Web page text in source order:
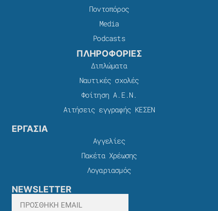
Ποντοπόρος
Media
Podcasts
ΠΛΗΡΟΦΟΡΙΕΣ
Διπλώματα
Ναυτικές σχολές
Φοίτηση Α.Ε.Ν.
Αιτήσεις εγγραφής ΚΕΣΕΝ
ΕΡΓΑΣΙΑ
Αγγελίες
Πακέτα Χρέωσης​
Λογαριασμός
NEWSLETTER